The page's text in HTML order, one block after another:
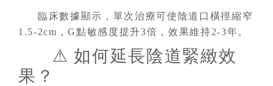
臨床數據顯示，單次治療可使陰道口橫徑縮窄
1.5-2cm，G點敏感度提升3倍，效果維持2-3年。
⚠ 如何延長陰道緊緻效
果？